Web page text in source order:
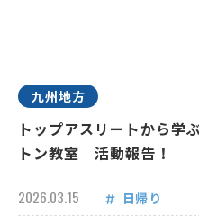
九州地方
トップアスリートから学
トン教室 活動報告！
2026.03.15 日帰り